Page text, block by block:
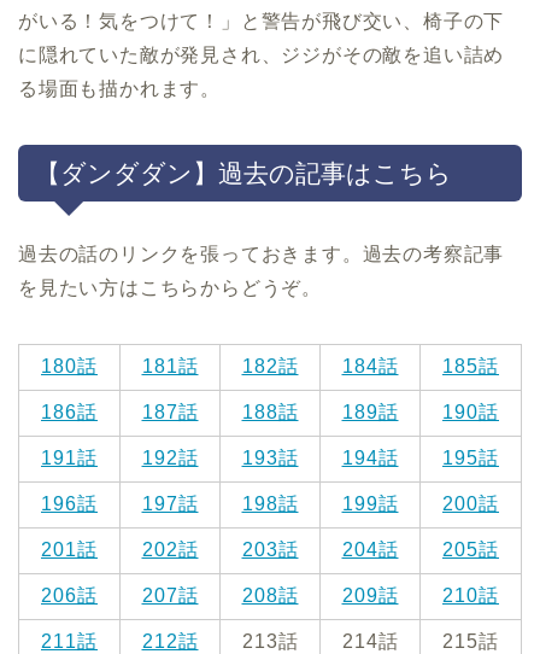
がいる！気をつけて！」と警告が飛び交い、椅子の下
に隠れていた敵が発見され、ジジがその敵を追い詰め
る場面も描かれます。
【ダンダダン】過去の記事はこちら
過去の話のリンクを張っておきます。過去の考察記事
を見たい方はこちらからどうぞ。
180話 181話 182話 184話 185話
186話 187話 188話 189話 190話
191話 192話 193話 194話 195話
196話 197話 198話 199話 200話
201話 202話 203話 204話 205話
206話 207話 208話 209話 210話
211話 212話 213話 214話 215話